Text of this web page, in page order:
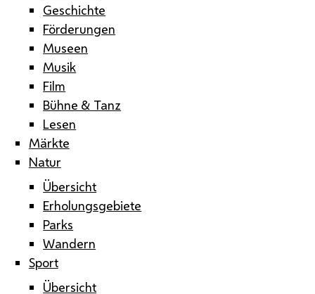
Geschichte
Förderungen
Museen
Musik
Film
Bühne & Tanz
Lesen
Märkte
Natur
Übersicht
Erholungsgebiete
Parks
Wandern
Sport
Übersicht